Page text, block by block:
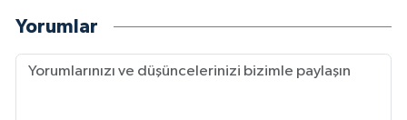
Yorumlar